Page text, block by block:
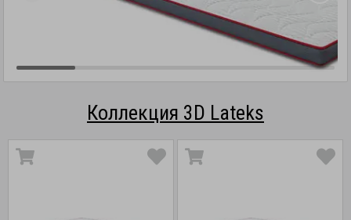
Коллекция 3D Lateks